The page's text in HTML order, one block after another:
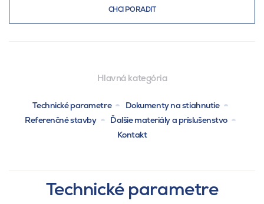
CHCI PORADIT
Hlavná kategória
Technické parametre
Dokumenty na stiahnutie
Referenčné stavby
Ďalšie materiály a príslušenstvo
Kontakt
Technické parametre